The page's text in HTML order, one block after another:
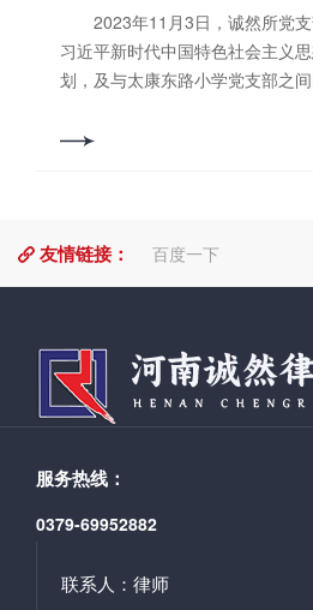
师强市标杆，携手共筑法治洛阳
涛审 核：郭书铭
自己如何在团队中发挥作用，以
提高解决问题的能力。 两位律师
讨了如何在法律职业道路上面对
职业的无限可能！ 撰稿/编辑：
2023年11月3日，诚然所党支
习近平新时代中国特色社会主义
划，及与太康东路小学党支部之
小学开展“送法进校园”活动。
们：珍惜学习机会、提高鉴别能力
虚荣攀比、增强防范意识、掌
学习生活中的不良行为，加强自
装自己的头脑，做到“勿以善小而
之。” 编辑/撰稿：朱家涛 审
友情链接： 百度一下
服务热线：
0379-69952882
联系人：律师